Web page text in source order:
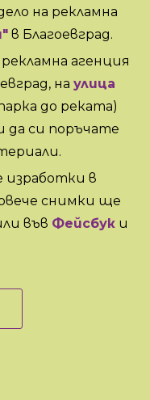
на рекламна
в Благоевград.
агенция
на улица
до реката)
да си поръчате
изработки в
снимки ще
във Фейсбук и